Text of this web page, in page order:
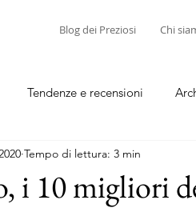
Blog dei Preziosi Chi
Tendenze e recensioni
Guide su corallo e cammei
i 10 migliori
Tempo di lettura: 3 min